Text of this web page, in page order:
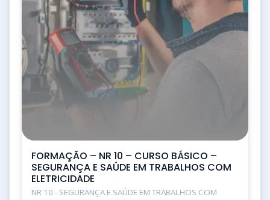
FORMAÇÃO – NR 10 – CURSO BÁSICO –
SEGURANÇA E SAÚDE EM TRABALHOS COM
ELETRICIDADE
NR 10 - SEGURANÇA E SAÚDE EM TRABALHOS COM